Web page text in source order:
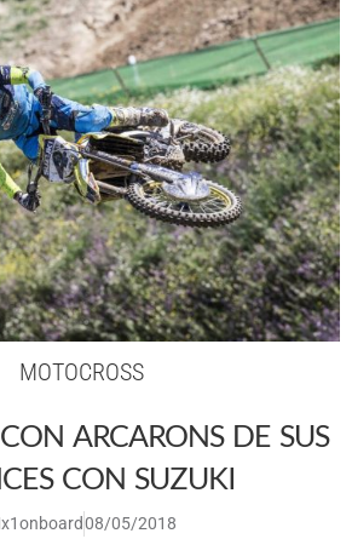
MOTOCROSS
ARCARONS DE SUS
CON SUZUKI
08/05/2018